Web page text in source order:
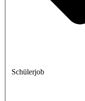
Schülerjob